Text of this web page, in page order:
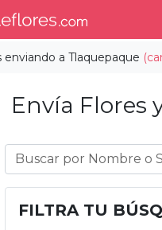
enviando a Tlaquepaque
Envía Flores
FILTRA TU